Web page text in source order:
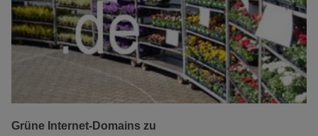
Grüne Internet-Domains zu